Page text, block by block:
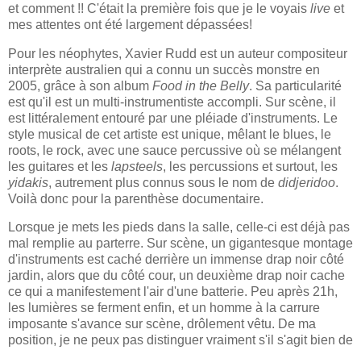
et comment !! C'était la première fois que je le voyais live et
mes attentes ont été largement dépassées!
Pour les néophytes, Xavier Rudd est un auteur compositeur
interprète australien qui a connu un succès monstre en
2005, grâce à son album Food in the Belly. Sa particularité
est qu'il est un multi-instrumentiste accompli. Sur scène, il
est littéralement entouré par une pléiade d'instruments. Le
style musical de cet artiste est unique, mêlant le blues, le
roots, le rock, avec une sauce percussive où se mélangent
les guitares et les lapsteels, les percussions et surtout, les
yidakis, autrement plus connus sous le nom de didjeridoo.
Voilà donc pour la parenthèse documentaire.
Lorsque je mets les pieds dans la salle, celle-ci est déjà pas
mal remplie au parterre. Sur scène, un gigantesque montage
d'instruments est caché derrière un immense drap noir côté
jardin, alors que du côté cour, un deuxième drap noir cache
ce qui a manifestement l'air d'une batterie. Peu après 21h,
les lumières se ferment enfin, et un homme à la carrure
imposante s'avance sur scène, drôlement vêtu. De ma
position, je ne peux pas distinguer vraiment s'il s'agit bien de